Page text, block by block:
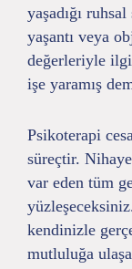
yaşadığı ruhsal
yaşantı veya
değerleriyle
işe yaramış
Psikoterapi
süreçtir.
var eden tüm
kendinizle
mutluluğa